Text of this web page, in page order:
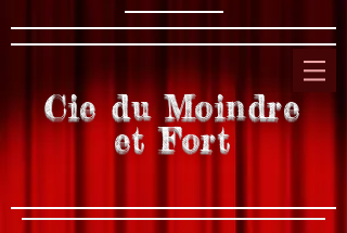
Cie du Moindre
et Fort